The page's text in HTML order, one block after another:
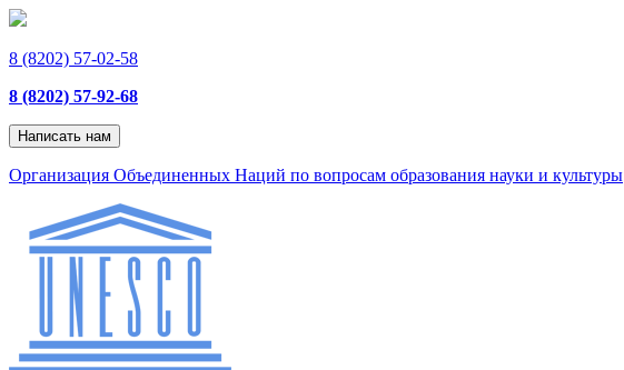
8 (8202) 57-02-58
8 (8202) 57-92-68
Написать нам
Организация Объединенных Наций по вопросам образования науки и культуры